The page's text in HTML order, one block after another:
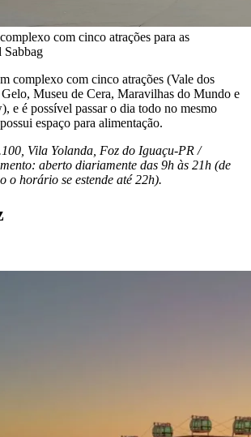
com cinco atrações para as
Sabbag
complexo com cinco atrações (Vale dos
Museu de Cera, Maravilhas do Mundo e
e é possível passar o dia todo no mesmo
espaço para alimentação.
Vila Yolanda, Foz do Iguaçu-PR /
aberto diariamente das 9h às 21h (de
o horário se estende até 22h).